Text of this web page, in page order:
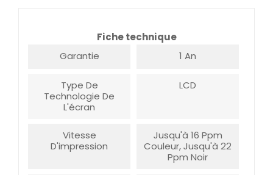
Fiche technique
Garantie
1 An
Type De
Technologie De
L'écran
LCD
Vitesse
D'impression
Jusqu'à 16 Ppm
Couleur, Jusqu'à 22
Ppm Noir